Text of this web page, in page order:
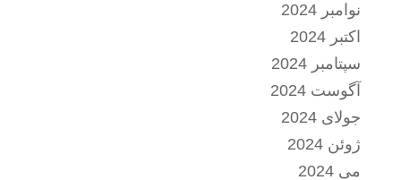
نوامبر 2024
اکتبر 2024
سپتامبر 2024
آگوست 2024
جولای 2024
ژوئن 2024
می 2024